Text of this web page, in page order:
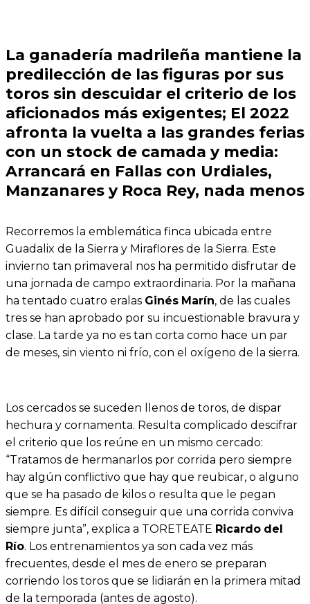
La ganadería madrileña mantiene la
predilección de las figuras por sus
toros sin descuidar el criterio de los
aficionados más exigentes; El 2022
afronta la vuelta a las grandes ferias
con un stock de camada y media:
Arrancará en Fallas con Urdiales,
Manzanares y Roca Rey, nada menos
Recorremos la emblemática finca ubicada entre
Guadalix de la Sierra y Miraflores de la Sierra. Este
invierno tan primaveral nos ha permitido disfrutar de
una jornada de campo extraordinaria. Por la mañana
ha tentado cuatro eralas Ginés Marín, de las cuales
tres se han aprobado por su incuestionable bravura y
clase. La tarde ya no es tan corta como hace un par
de meses, sin viento ni frío, con el oxígeno de la sierra.
Los cercados se suceden llenos de toros, de dispar
hechura y cornamenta. Resulta complicado descifrar
el criterio que los reúne en un mismo cercado:
“Tratamos de hermanarlos por corrida pero siempre
hay algún conflictivo que hay que reubicar, o alguno
que se ha pasado de kilos o resulta que le pegan
siempre. Es difícil conseguir que una corrida conviva
siempre junta”, explica a TORETEATE Ricardo del
Río. Los entrenamientos ya son cada vez más
frecuentes, desde el mes de enero se preparan
corriendo los toros que se lidiarán en la primera mitad
de la temporada (antes de agosto).